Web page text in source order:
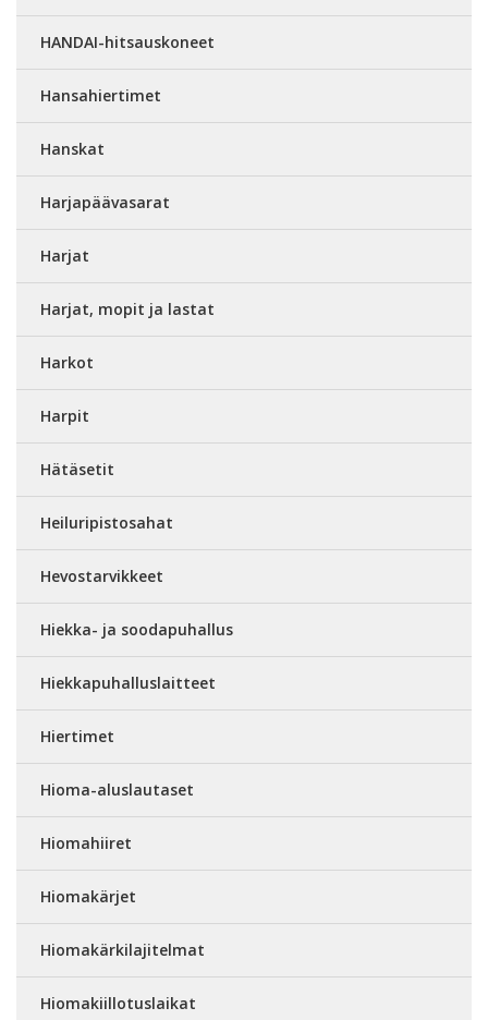
HANDAI-hitsauskoneet
Hansahiertimet
Hanskat
Harjapäävasarat
Harjat
Harjat, mopit ja lastat
Harkot
Harpit
Hätäsetit
Heiluripistosahat
Hevostarvikkeet
Hiekka- ja soodapuhallus
Hiekkapuhalluslaitteet
Hiertimet
Hioma-aluslautaset
Hiomahiiret
Hiomakärjet
Hiomakärkilajitelmat
Hiomakiillotuslaikat